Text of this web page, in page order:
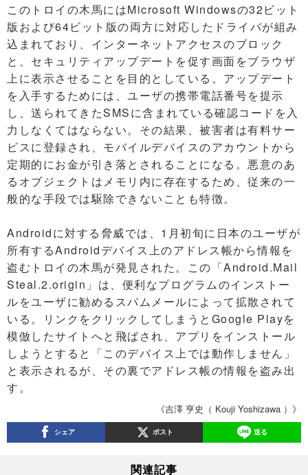
このトロイの木馬にはMicrosoft Windowsの32ビット
版および64ビット版の両方に対応したドライバが組み
込まれており、インターネットアクセスのブロック
と、セキュリティアップデートを促す画面をブラウザ
上に表示させることを目的としている。アップデート
を入手するためには、ユーザの携帯電話番号を提示
し、送られてきたSMSに含まれている確認コードを入
力しなくてはならない。その結果、被害者は有料サー
ビスに登録され、モバイルデバイスのアカウントから
定期的にお金が引き落とされることになる。悪意のあ
るオブジェクトはメモリ内に存在するため、従来の一
般的な手段では駆除できないことも特徴。
Androidに対する脅威では、1月初旬に日本のユーザが
所有するAndroidデバイス上のアドレス帳から情報を
盗むトロイの木馬が発見された。この「Android.Mail
Steal.2.origin」は、便利なプログラムのインストー
ルをユーザに勧めるスパムメールによって拡散されて
いる。リンクをクリックしてしまうとGoogle Playを
模倣したサイトへと飛ばされ、アプリをインストール
しようとすると「このデバイス上では動作しません」
と表示されるが、その裏でアドレス帳の情報を盗み出
す。
《吉澤 亨史（ Kouji Yoshizawa ）》
シェア ポスト 送る
関連記事